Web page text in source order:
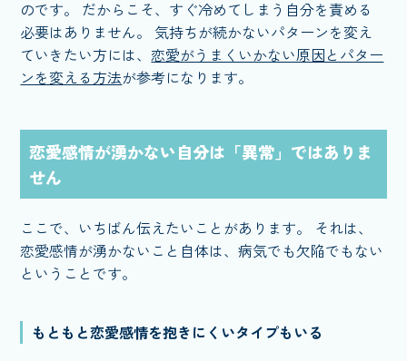
のです。 だからこそ、すぐ冷めてしまう自分を責める
必要はありません。 気持ちが続かないパターンを変え
ていきたい方には、恋愛がうまくいかない原因とパター
ンを変える方法が参考になります。
恋愛感情が湧かない自分は「異常」ではありま
せん
ここで、いちばん伝えたいことがあります。 それは、
恋愛感情が湧かないこと自体は、病気でも欠陥でもない
ということです。
もともと恋愛感情を抱きにくいタイプもいる